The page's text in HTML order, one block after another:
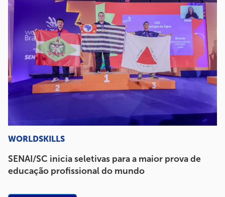
WORLDSKILLS
SENAI/SC inicia seletivas para a maior prova de
educação profissional do mundo